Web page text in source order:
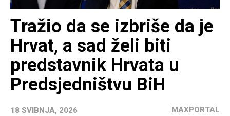
Tražio da se izbriše da je
Hrvat, a sad želi biti
predstavnik Hrvata u
Predsjedništvu BiH
18 SVIBNJA, 2026 MAXPORTAL